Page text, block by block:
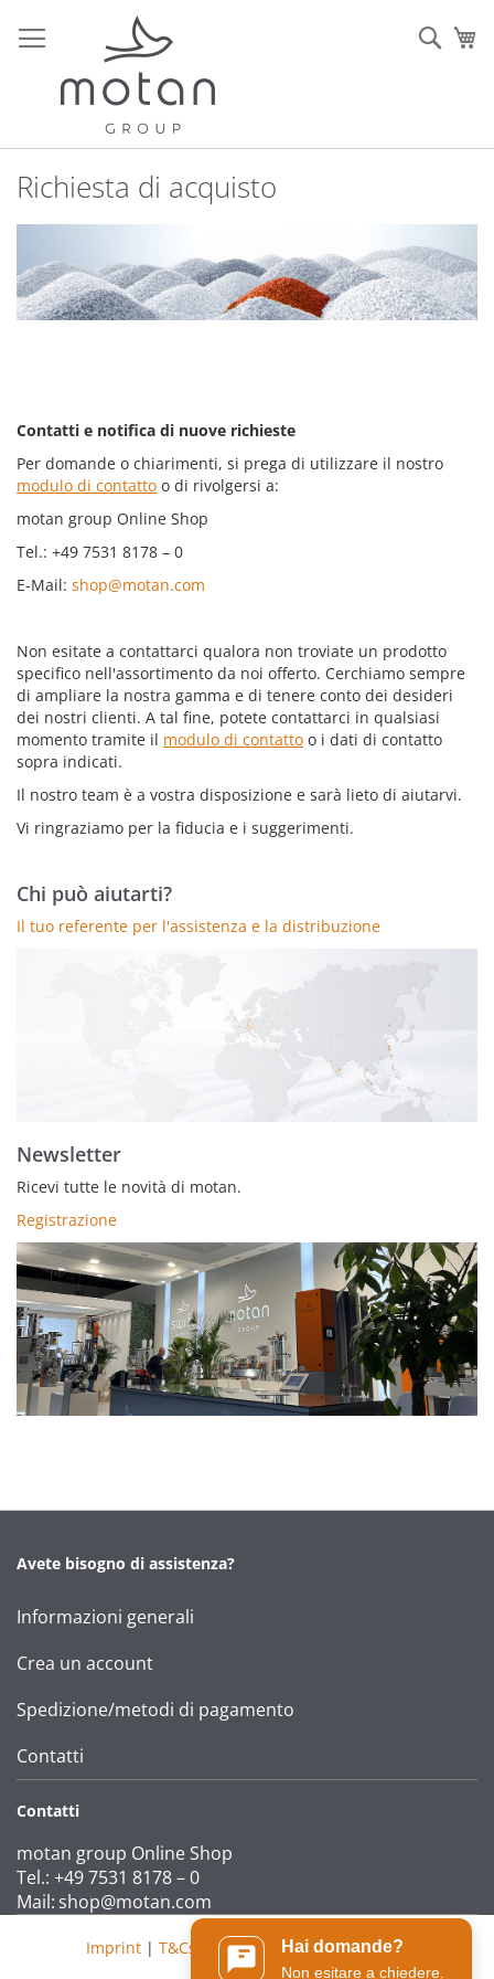
Hai domande?
Non esitare a chiedere.
al
contenuto
Richiesta di acquisto
Contatti e notifica di nuove richieste
Per domande o chiarimenti, si prega di utilizzare il nostro
modulo di contatto o di rivolgersi a:
motan group Online Shop
Tel.: +49 7531 8178 – 0
E-Mail: shop@motan.com
Non esitate a contattarci qualora non troviate un prodotto
specifico nell'assortimento da noi offerto. Cerchiamo sempre
di ampliare la nostra gamma e di tenere conto dei desideri
dei nostri clienti. A tal fine, potete contattarci in qualsiasi
momento tramite il modulo di contatto o i dati di contatto
sopra indicati.
Il nostro team è a vostra disposizione e sarà lieto di aiutarvi.
Vi ringraziamo per la fiducia e i suggerimenti.
Chi può aiutarti?
Il tuo referente per l'assistenza e la distribuzione
Newsletter
Ricevi tutte le novità di motan.
Registrazione
Avete bisogno di assistenza?
Informazioni generali
Crea un account
Spedizione/metodi di pagamento
Contatti
Contatti
motan group Online Shop
Tel.: +49 7531 8178 – 0
Mail: shop@motan.com
Imprint | T&Cs Data protection statement